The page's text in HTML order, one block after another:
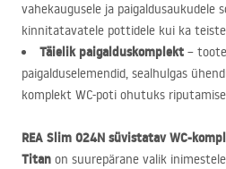
vahekaugusele ja paigaldusaukudele
kinnitatavatele pottidele kui ka
Täielik paigalduskomplekt –
paigalduselemendid, sealhulgas
komplekt WC-poti ohutuks
REA Slim 024N süvistatav WC-
Titan on suurepärane valik